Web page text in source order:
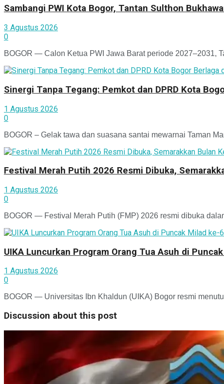
Sambangi PWI Kota Bogor, Tantan Sulthon
3 Agustus 2026
0
BOGOR — Calon Ketua PWI Jawa Barat periode 2027–2031,
Sinergi Tanpa Tegang: Pemkot dan DPRD Kota
1 Agustus 2026
0
BOGOR – Gelak tawa dan suasana santai mewarnai Taman
Festival Merah Putih 2026 Resmi Dibuka,
1 Agustus 2026
0
BOGOR — Festival Merah Putih (FMP) 2026 resmi dibuka
UIKA Luncurkan Program Orang Tua Asuh di
1 Agustus 2026
0
BOGOR — Universitas Ibn Khaldun (UIKA) Bogor resmi
Discussion about this post